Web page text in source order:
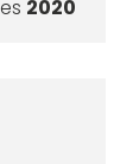
2020